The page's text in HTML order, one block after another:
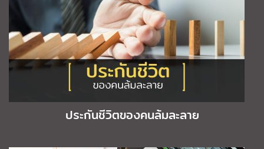
ประกันชีวิตของคนล้มละลาย